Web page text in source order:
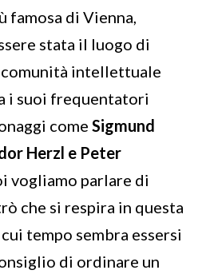
di Vienna,
stata il luogo di
intellettuale
i suoi frequentatori
come Sigmund
Herzl e Peter
vogliamo parlare di
che si respira in questa
tempo sembra essersi
di ordinare un